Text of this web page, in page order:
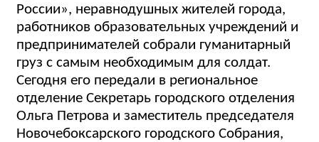
России», неравнодушных жителей города,
работников образовательных учреждений и
предпринимателей собрали гуманитарный
груз с самым необходимым для солдат.
Сегодня его передали в региональное
отделение Секретарь городского отделения
Ольга Петрова и заместитель председателя
Новочебоксарского городского Собрания,